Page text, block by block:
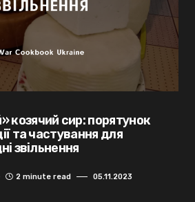
козячий сир: порятунок
та частування для
звільнення
2 minute read 05.11.2023